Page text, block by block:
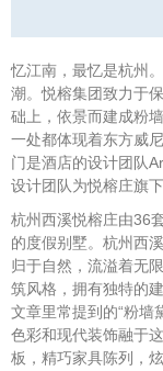
忆江南，最忆是杭州
潮。悦榕集团致力于
础上，依景而建成粉
一处都体现着东方威
门是酒店的设计团队
设计团队为悦榕庄旗
杭州西溪悦榕庄由36
的度假别墅。杭州西
归于自然，流溢着无
筑风格，拥有独特的
文章里常提到的“粉墙
色彩和现代装饰融于
板，精巧家具陈列，